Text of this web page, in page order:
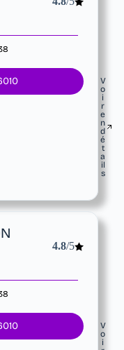
V
o
i
r
e
n
d
é
t
a
il
s
4.8/5
V
o
i